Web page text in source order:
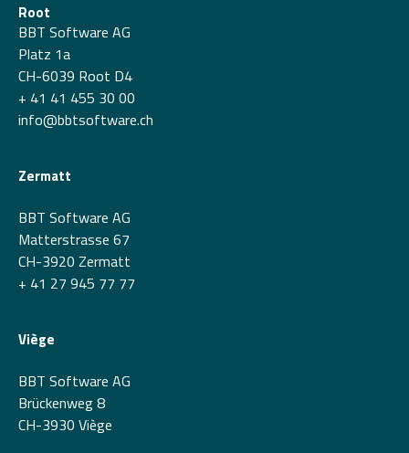
Root
BBT Software AG
Platz 1a
CH-6039 Root D4
+ 41 41 455 30 00
info@bbtsoftware.ch
Zermatt
BBT Software AG
Matterstrasse 67
CH-3920 Zermatt
+ 41 27 945 77 77
Viège
BBT Software AG
Brückenweg 8
CH-3930 Viège